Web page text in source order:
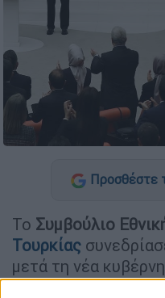
Προσθέστε
Το Συμβούλιο
Τουρκίας
μετά τη νέα
συνεδρίαση